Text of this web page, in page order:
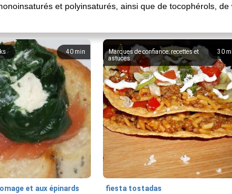
et polyinsaturés, ainsi que de tocophérols,
40 min
et aux épinards
30
Marques de confiance: recettes et
astuces
fiesta tostadas